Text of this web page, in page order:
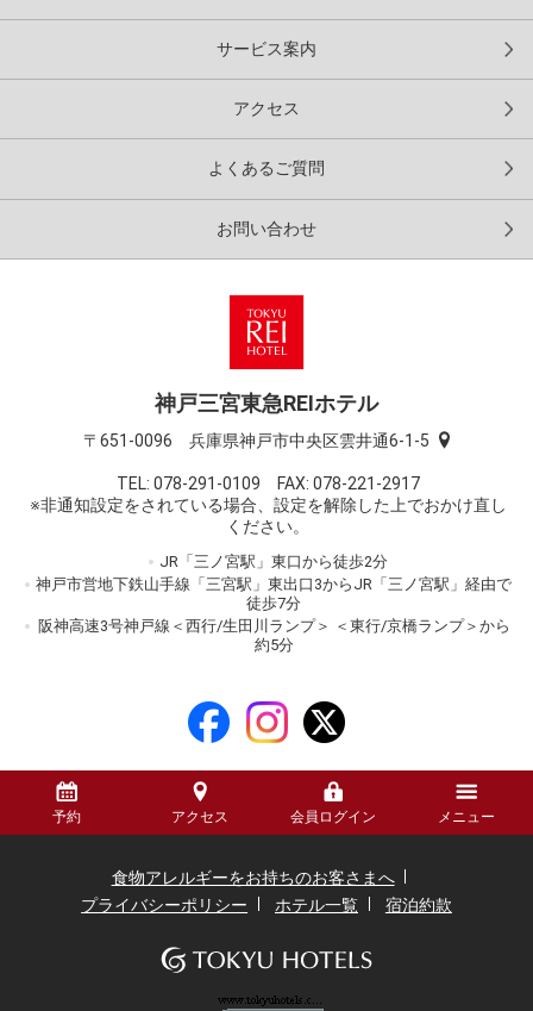
サービス案内
アクセス
よくあるご質問
お問い合わせ
神戸三宮東急REIホテル
〒651-0096 兵庫県神戸市中央区雲井通6-1-5
TEL: 078-291-0109
FAX: 078-221-2917
※非通知設定をされている場合、設定を解除した上でおかけ直し
ください。
JR「三ノ宮駅」東口から徒歩2分
神戸市営地下鉄山手線「三宮駅」東出口3からJR「三ノ宮駅」経由で
徒歩7分
阪神高速3号神戸線＜西行/生田川ランプ＞ ＜東行/京橋ランプ＞から
約5分
予約 アクセス 会員ログイン メニュー
食物アレルギーをお持ちのお客さまへ
プライバシーポリシー
ホテル一覧 宿泊約款